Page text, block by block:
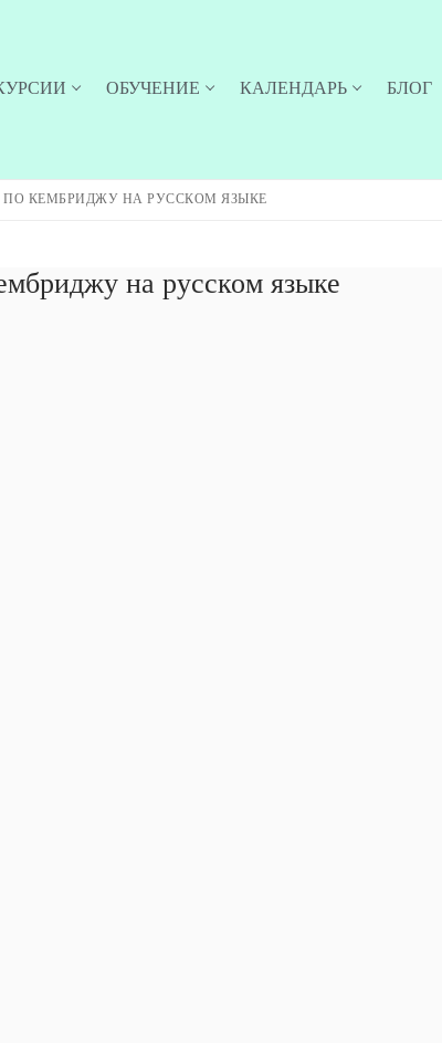
ОБУЧЕНИЕ КАЛЕНДАРЬ БЛОГ
КЕМБРИДЖУ НА РУССКОМ ЯЗЫКЕ
на русском языке